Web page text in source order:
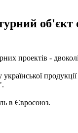
об'єкт
проектів -
в Євросоюз.